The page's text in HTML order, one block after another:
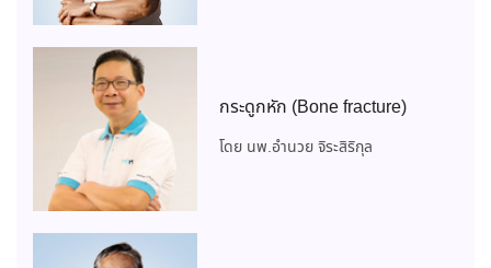
กระดูกหัก (Bone fracture)
โดย นพ.อำนวย จิระสิริกุล